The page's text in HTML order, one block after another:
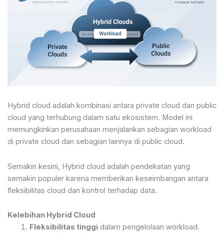
Hybrid cloud adalah kombinasi antara private cloud dan public
cloud yang terhubung dalam satu ekosistem. Model ini
memungkinkan perusahaan menjalankan sebagian workload
di private cloud dan sebagian lainnya di public cloud.
Semakin kesini, Hybrid cloud adalah pendekatan yang
semakin populer karena memberikan keseimbangan antara
fleksibilitas cloud dan kontrol terhadap data.
Kelebihan Hybrid Cloud
Fleksibilitas tinggi dalam pengelolaan workload.